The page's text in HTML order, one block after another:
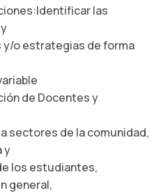
las
o estrategias de forma
de Docentes y
sectores de la comunidad,
y
los estudiantes,
general,